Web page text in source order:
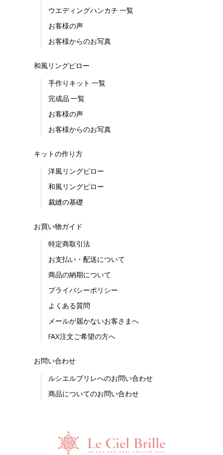
ウエディングハンカチ 一覧
お客様の声
お客様からのお写真
和風リングピロー
手作りキット 一覧
完成品 一覧
お客様の声
お客様からのお写真
キットの作り方
洋風リングピロー
和風リングピロー
裁縫の基礎
お買い物ガイド
特定商取引法
お支払い・配送について
商品の納期について
プライバシーポリシー
よくある質問
メールが届かないお客さまへ
FAX注文ご希望の方へ
お問い合わせ
ルシエルブリレへのお問い合わせ
商品についてのお問い合わせ